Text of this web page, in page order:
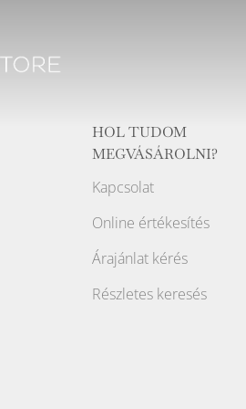
HOL TUDOM
MEGVÁSÁROLNI?
Kapcsolat
Online értékesítés
Árajánlat kérés
Részletes keresés